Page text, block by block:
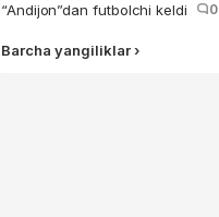
“Andijon”dan futbolchi keldi
0
Barcha yangiliklar ›